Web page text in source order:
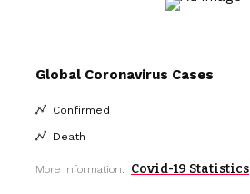
Global Coronavirus Cases
Confirmed
Death
More Information: Covid-19 Statistics